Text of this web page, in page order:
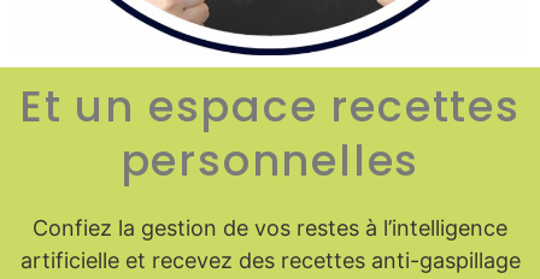
Et un espace recettes
personnelles
Confiez la gestion de vos restes à l’intelligence
artificielle et recevez des recettes anti-gaspillage